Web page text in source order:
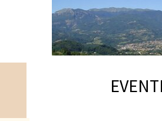
EVENTI